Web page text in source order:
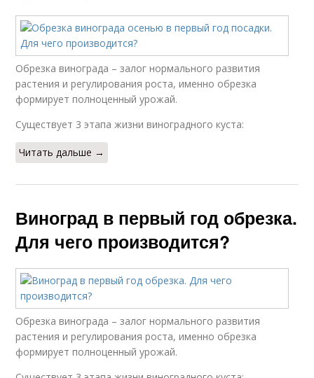
Обрезка винограда – залог нормального развития
растения и регулирования роста, именно обрезка
формирует полноценный урожай.
Существует 3 этапа жизни виноградного куста:
Читать дальше →
Виноград в первый год обрезка.
Для чего производится?
Обрезка винограда – залог нормального развития
растения и регулирования роста, именно обрезка
формирует полноценный урожай.